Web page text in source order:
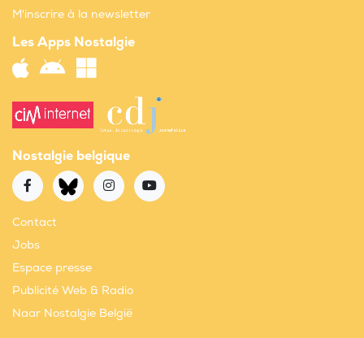
M'inscrire à la newsletter
Les Apps Nostalgie
Nostalgie belgique
Contact
Jobs
Espace presse
Publicité Web & Radio
Naar Nostalgie België